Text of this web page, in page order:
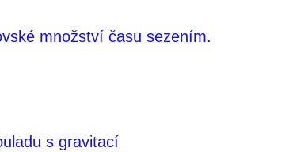
množství času sezením.
s gravitací